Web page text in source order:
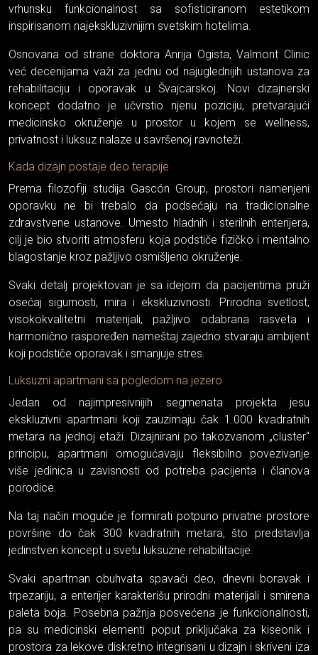
vrhunsku funkcionalnost sa sofisticiranom estetikom
inspirisanom najekskluzivnijim svetskim hotelima.
Osnovana od strane doktora Anrija Ogista, Valmont Clinic
već decenijama važi za jednu od najuglednijih ustanova za
rehabilitaciju i oporavak u Švajcarskoj. Novi dizajnerski
koncept dodatno je učvrstio njenu poziciju, pretvarajući
medicinsko okruženje u prostor u kojem se wellness,
privatnost i luksuz nalaze u savršenoj ravnoteži.
Kada dizajn postaje deo terapije
Prema filozofiji studija Gascón Group, prostori namenjeni
oporavku ne bi trebalo da podsećaju na tradicionalne
zdravstvene ustanove. Umesto hladnih i sterilnih enterijera,
cilj je bio stvoriti atmosferu koja podstiče fizičko i mentalno
blagostanje kroz pažljivo osmišljeno okruženje.
Svaki detalj projektovan je sa idejom da pacijentima pruži
osećaj sigurnosti, mira i ekskluzivnosti. Prirodna svetlost,
visokokvalitetni materijali, pažljivo odabrana rasveta i
harmonično raspoređen nameštaj zajedno stvaraju ambijent
koji podstiče oporavak i smanjuje stres.
Luksuzni apartmani sa pogledom na jezero
Jedan od najimpresivnijih segmenata projekta jesu
ekskluzivni apartmani koji zauzimaju čak 1.000 kvadratnih
metara na jednoj etaži. Dizajnirani po takozvanom „cluster“
principu, apartmani omogućavaju fleksibilno povezivanje
više jedinica u zavisnosti od potreba pacijenta i članova
porodice.
Na taj način moguće je formirati potpuno privatne prostore
površine do čak 300 kvadratnih metara, što predstavlja
jedinstven koncept u svetu luksuzne rehabilitacije.
Svaki apartman obuhvata spavaći deo, dnevni boravak i
trpezariju, a enterijer karakterišu prirodni materijali i smirena
paleta boja. Posebna pažnja posvećena je funkcionalnosti,
pa su medicinski elementi poput priključaka za kiseonik i
prostora za lekove diskretno integrisani u dizajn i skriveni iza